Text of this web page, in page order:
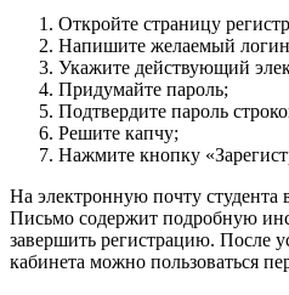
Откройте страницу
Напишите желаемый
Укажите действующий
Придумайте пароль;
Подтвердите пароль
Решите капчу;
Нажмите кнопку
На электронную почту студента
Письмо содержит подробную
завершить регистрацию. После
кабинета можно пользоваться